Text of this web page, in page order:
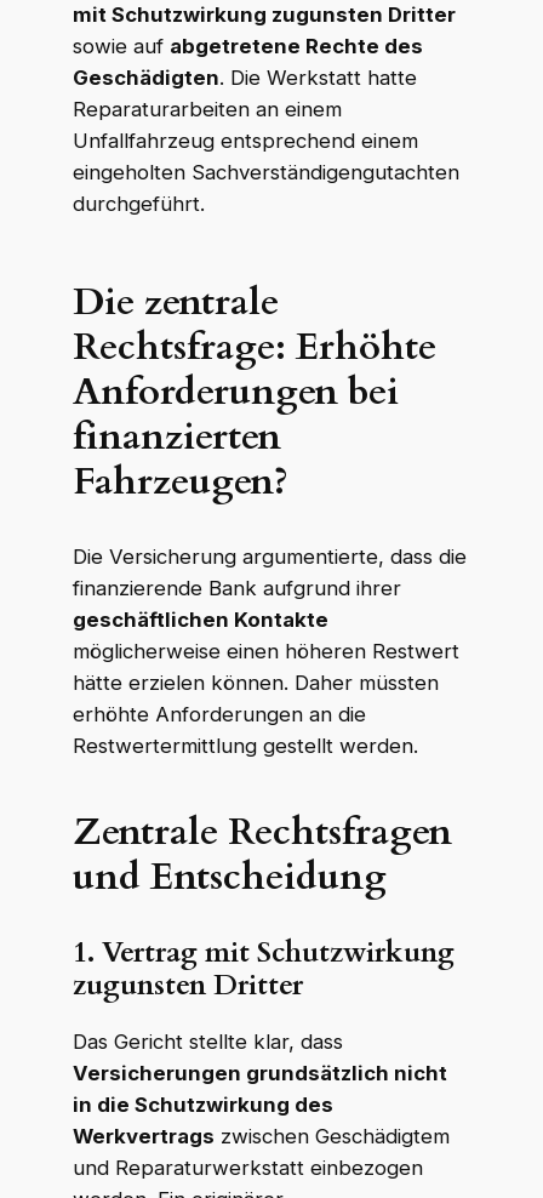
mit Schutzwirkung zugunsten Dritter
sowie auf abgetretene Rechte des
Geschädigten. Die Werkstatt hatte
Reparaturarbeiten an einem
Unfallfahrzeug entsprechend einem
eingeholten Sachverständigengutachten
durchgeführt.
Die zentrale
Rechtsfrage: Erhöhte
Anforderungen bei
finanzierten
Fahrzeugen?
Die Versicherung argumentierte, dass die
finanzierende Bank aufgrund ihrer
geschäftlichen Kontakte
möglicherweise einen höheren Restwert
hätte erzielen können. Daher müssten
erhöhte Anforderungen an die
Restwertermittlung gestellt werden.
Zentrale Rechtsfragen
und Entscheidung
1. Vertrag mit Schutzwirkung
zugunsten Dritter
Das Gericht stellte klar, dass
Versicherungen grundsätzlich nicht
in die Schutzwirkung des
Werkvertrags zwischen Geschädigtem
und Reparaturwerkstatt einbezogen